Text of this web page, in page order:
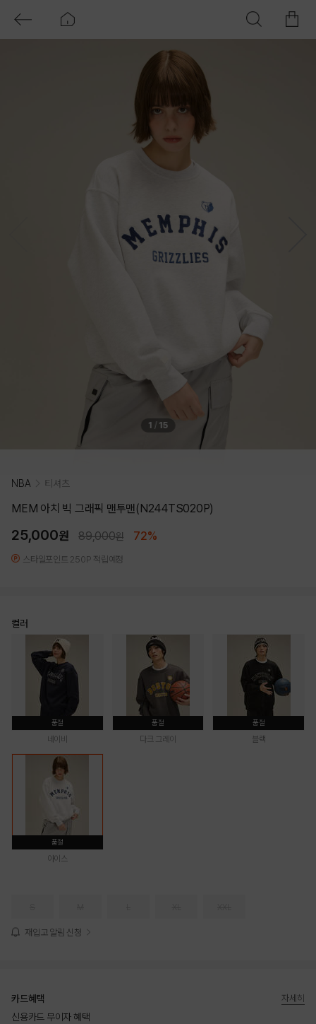
1 / 15
NBA 티셔츠
MEM 아치 빅 그래픽 맨투맨(N244TS020P)
25,000원 89,000원 72%
스타일포인트 250P 적립예정
컬러
품절
네이비
품절
다크 그레이
품절
블랙
품절
아이스
재입고 알림 신청
카드혜택
신용카드 무이자 혜택
자세히